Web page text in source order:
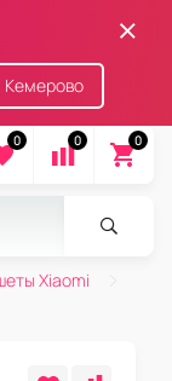
Кемерово
0 0 0
Xiaomi